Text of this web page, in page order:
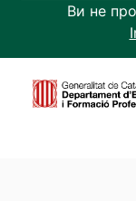
Ви не